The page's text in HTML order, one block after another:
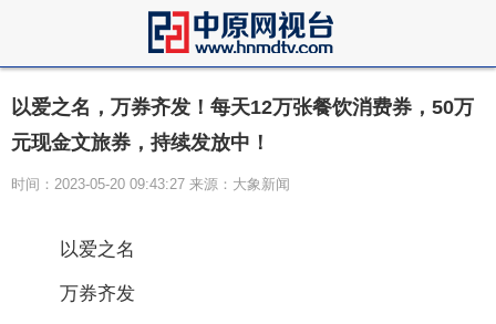
以爱之名，万券齐发！每天12万张餐饮消费券，50万
元现金文旅券，持续发放中！
时间：2023-05-20 09:43:27 来源：大象新闻
以爱之名
万券齐发